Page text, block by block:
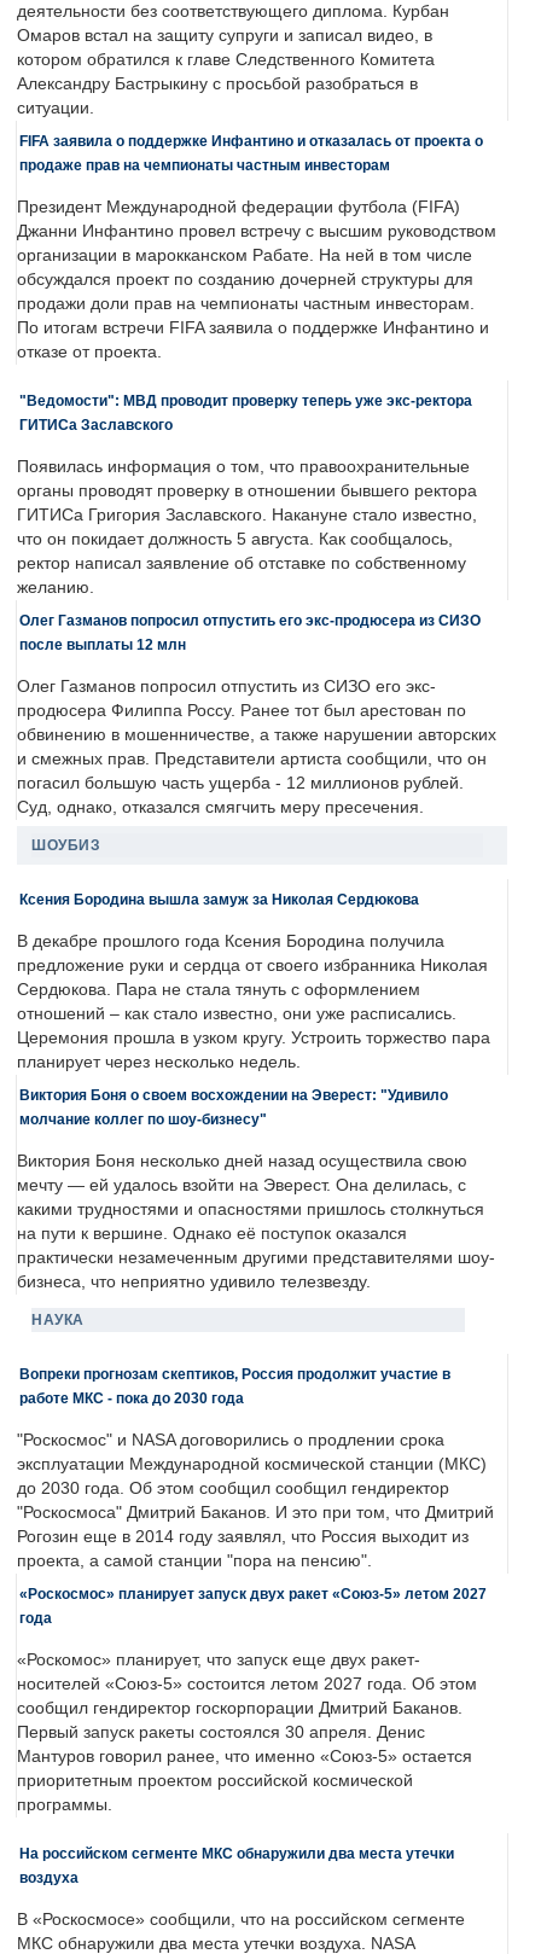
деятельности без соответствующего диплома. Курбан
Омаров встал на защиту супруги и записал видео, в
котором обратился к главе Следственного Комитета
Александру Бастрыкину с просьбой разобраться в
ситуации.
FIFA заявила о поддержке Инфантино и отказалась от проекта о
продаже прав на чемпионаты частным инвесторам
Президент Международной федерации футбола (FIFA)
Джанни Инфантино провел встречу с высшим руководством
организации в марокканском Рабате. На ней в том числе
обсуждался проект по созданию дочерней структуры для
продажи доли прав на чемпионаты частным инвесторам.
По итогам встречи FIFA заявила о поддержке Инфантино и
отказе от проекта.
"Ведомости": МВД проводит проверку теперь уже экс-ректора
ГИТИСа Заславского
Появилась информация о том, что правоохранительные
органы проводят проверку в отношении бывшего ректора
ГИТИСа Григория Заславского. Накануне стало известно,
что он покидает должность 5 августа. Как сообщалось,
ректор написал заявление об отставке по собственному
желанию.
Олег Газманов попросил отпустить его экс-продюсера из СИЗО
после выплаты 12 млн
Олег Газманов попросил отпустить из СИЗО его экс-
продюсера Филиппа Россу. Ранее тот был арестован по
обвинению в мошенничестве, а также нарушении авторских
и смежных прав. Представители артиста сообщили, что он
погасил большую часть ущерба - 12 миллионов рублей.
Суд, однако, отказался смягчить меру пресечения.
ШОУБИЗ
Ксения Бородина вышла замуж за Николая Сердюкова
В декабре прошлого года Ксения Бородина получила
предложение руки и сердца от своего избранника Николая
Сердюкова. Пара не стала тянуть с оформлением
отношений – как стало известно, они уже расписались.
Церемония прошла в узком кругу. Устроить торжество пара
планирует через несколько недель.
Виктория Боня о своем восхождении на Эверест: "Удивило
молчание коллег по шоу-бизнесу"
Виктория Боня несколько дней назад осуществила свою
мечту — ей удалось взойти на Эверест. Она делилась, с
какими трудностями и опасностями пришлось столкнуться
на пути к вершине. Однако её поступок оказался
практически незамеченным другими представителями шоу-
бизнеса, что неприятно удивило телезвезду.
НАУКА
Вопреки прогнозам скептиков, Россия продолжит участие в
работе МКС - пока до 2030 года
"Роскосмос" и NASA договорились о продлении срока
эксплуатации Международной космической станции (МКС)
до 2030 года. Об этом сообщил сообщил гендиректор
"Роскосмоса" Дмитрий Баканов. И это при том, что Дмитрий
Рогозин еще в 2014 году заявлял, что Россия выходит из
проекта, а самой станции "пора на пенсию".
«Роскосмос» планирует запуск двух ракет «Союз-5» летом 2027
года
«Роскомос» планирует, что запуск еще двух ракет-
носителей «Союз-5» состоится летом 2027 года. Об этом
сообщил гендиректор госкорпорации Дмитрий Баканов.
Первый запуск ракеты состоялся 30 апреля. Денис
Мантуров говорил ранее, что именно «Союз-5» остается
приоритетным проектом российской космической
программы.
На российском сегменте МКС обнаружили два места утечки
воздуха
В «Роскосмосе» сообщили, что на российском сегменте
МКС обнаружили два места утечки воздуха. NASA